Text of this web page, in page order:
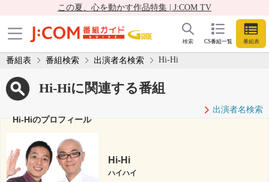
この夏、心を動かす作品特集 | J:COM TV
CS番組一覧 番組表
検索
番組表 番組検索 出演者名検索 Hi-Hi
Hi-Hiに関連する番組
出演者名検索
Hi-Hiのプロフィール
Hi-Hi
ハイハイ